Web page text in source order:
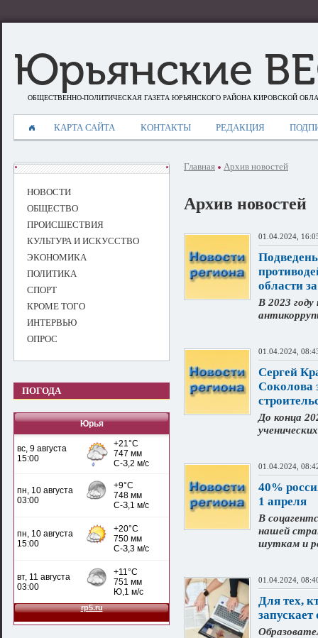
Юрьянские
ОБЩЕСТВЕННО-ПОЛИТИЧЕСКАЯ ГАЗЕТА ЮРЬЯНСКОГО РАЙОНА КИРОВСКОЙ
КАРТА САЙТА КОНТАКТЫ РЕДАКЦИЯ
НОВОСТИ
ОБЩЕСТВО
ПРОИСШЕСТВИЯ
КУЛЬТУРА И ИСКУССТВО
ЭКОНОМИКА
ПОЛИТИКА
СПОРТ
КРОМЕ ТОГО
ИНТЕРВЬЮ
ОПРОС
ПОГОДА
Юрья
Главная Архив новостей
Архив новостей
01.04.2024,
области
В 2023
01.04.2024,
Сергей
Соколова
До конца
01.04.2024,
40%
1 апреля
В
нашей
шуткам и
01.04.2024,
Для тех,